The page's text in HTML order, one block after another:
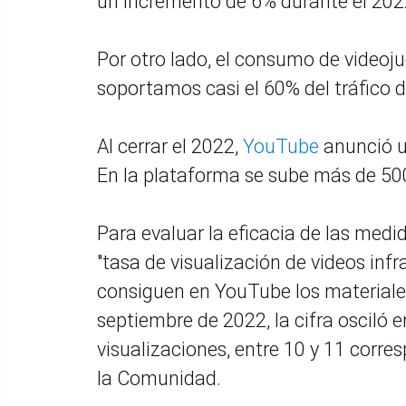
Por otro lado, el consumo de
soportamos casi el 60% del tráfico
Al cerrar el 2022, YouTube anunció
En la plataforma se sube más de
Para evaluar la eficacia de las
"tasa de visualización de videos
consiguen en YouTube los
septiembre de 2022, la cifra osciló
visualizaciones, entre 10 y 11
la Comunidad.